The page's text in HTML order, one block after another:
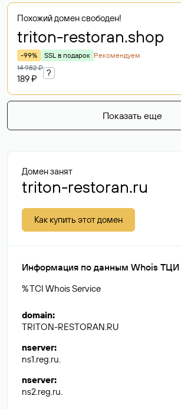
Похожий домен свободен!
triton-restoran.shop
-99% SSL в подарок Рекомендуем
14 982 ₽
189 ₽
?
Показать еще
Домен занят
triton-restoran.ru
Как купить этот домен
Информация по данным Whois ТЦИ
% TCI Whois Service
domain:
TRITON-RESTORAN.RU
nserver:
ns1.reg.ru.
nserver:
ns2.reg.ru.